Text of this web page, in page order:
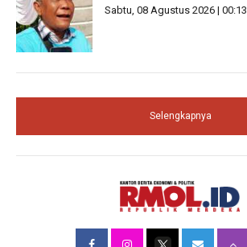
Sabtu, 08 Agustus 2026 | 00:13
Selengkapnya